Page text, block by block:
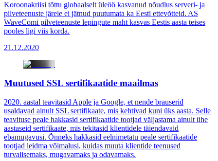
Koroonakriisi tõttu globaalselt üleöö kasvanud nõudlus serveri- ja
pilveteenuste järele ei jätnud puutumata ka Eesti ettevõtteid. AS
WaveComi pilveteenuste lepingute maht kasvas Eestis aasta teises
pooles ligi viis korda.
21.12.2020
Muutused SSL sertifikaatide maailmas
2020. aastal teavitasid Apple ja Google, et nende brauserid
usaldavad ainult SSL sertifikaate, mis kehtivad kuni üks aasta. Selle
teavituse peale hakkasid sertifikaatide tootjad väljastama ainult ühe
aastaseid sertifikaate, mis tekitasid klientidele täiendavaid
ebamugavusi. Õnneks hakkasid eelnimetatu peale sertifikaatide
tootjad leidma võimalusi, kuidas muuta klientide teenused
turvalisemaks, mugavamaks ja odavamaks.